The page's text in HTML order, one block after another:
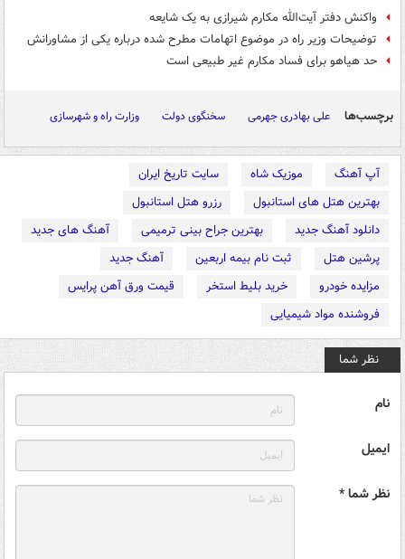
واکنش دفتر آیت‌الله مکارم شیرازی به یک شایعه
توضیحات وزیر راه در موضوع اتهامات مطرح شده درباره یکی از مشاورانش
حد هیاهو برای فساد مکارم غیر طبیعی است
برچسب‌ها علی بهادری جهرمی سخنگوی دولت وزارت راه و شهرسازی
آپ آهنگ موزیک شاه
سایت تاریخ ایران
بهترین هتل های استانبول
رزرو هتل استانبول
دانلود آهنگ جدید
بهترین جراح بینی ترمیمی
آهنگ های جدید
پرشین هتل
ثبت نام بیمه اربعین
آهنگ جدید
مزایده خودرو
خرید بلیط استخر
قیمت ورق آهن پرایس
فروشنده مواد شیمیایی
نظر شما
نام
ایمیل
نظر شما *